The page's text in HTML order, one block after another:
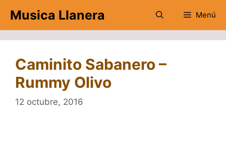
contenido
Musica Llanera Menú
Caminito Sabanero –
Rummy Olivo
12 octubre, 2016